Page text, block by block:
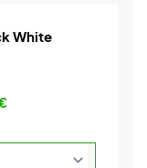
White